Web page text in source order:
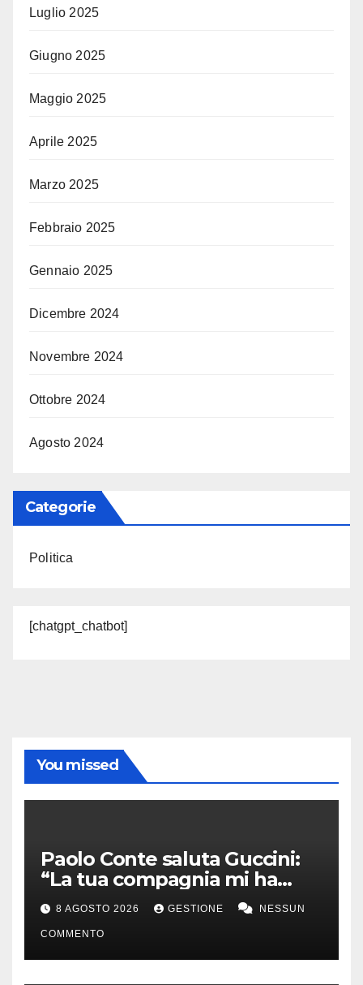
Luglio 2025
Giugno 2025
Maggio 2025
Aprile 2025
Marzo 2025
Febbraio 2025
Gennaio 2025
Dicembre 2024
Novembre 2024
Ottobre 2024
Agosto 2024
Categorie
Politica
[chatgpt_chatbot]
You missed
Paolo Conte saluta Guccini:
“La tua compagnia mi ha
sempre divertito”
8 AGOSTO 2026 GESTIONE NESSUN
COMMENTO